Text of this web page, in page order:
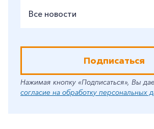
Все новости
Подписаться
Нажимая кнопку «Подписаться», Вы
согласие на обработку персональных